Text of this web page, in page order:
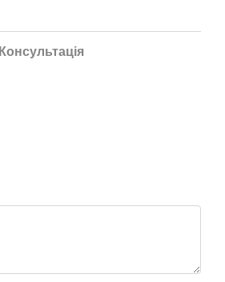
Консультація